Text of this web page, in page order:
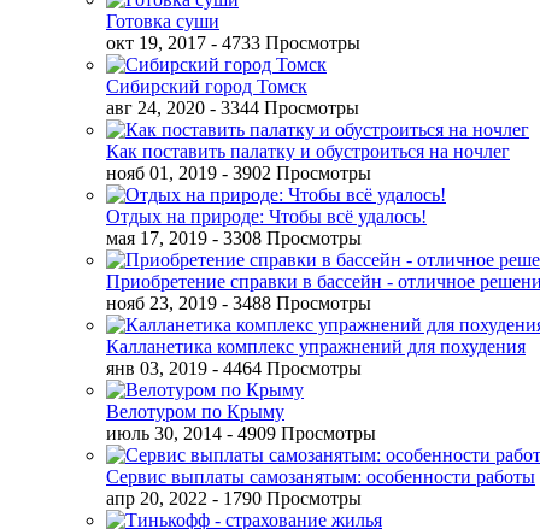
Готовка суши
окт 19, 2017 - 4733 Просмотры
Сибирский город Томск
авг 24, 2020 - 3344 Просмотры
Как поставить палатку и обустроиться на ночлег
нояб 01, 2019 - 3902 Просмотры
Отдых на природе: Чтобы всё удалось!
мая 17, 2019 - 3308 Просмотры
Приобретение справки в бассейн - отличное
нояб 23, 2019 - 3488 Просмотры
Калланетика комплекс упражнений для похудения
янв 03, 2019 - 4464 Просмотры
Велотуром по Крыму
июль 30, 2014 - 4909 Просмотры
Сервис выплаты самозанятым: особенности работы
апр 20, 2022 - 1790 Просмотры